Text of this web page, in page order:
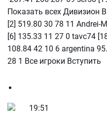
Показать всех Дивизион
[2] 519.80 30 78 11 Andrei-
[6] 135.33 11 27 0 tavc74
108.84 42 10 6 argentina
28 1 Все игроки Вступить
19:51